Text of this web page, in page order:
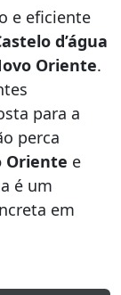
e eficiente
d’água
Oriente.
para a
perca
Oriente e
é um
em